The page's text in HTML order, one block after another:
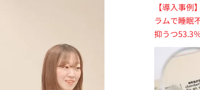
【導入事
ラムで睡眠
抑うつ53.3